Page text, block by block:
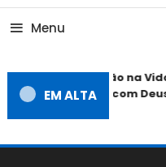
Menu
EM ALTA
da Oração na Vida
Conectando-se com Deus